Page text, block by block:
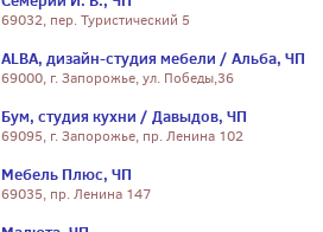
69032, пер. Туристический 5
ALBA, дизайн-студия мебели / Альба, ЧП
69000, г. Запорожье, ул. Победы,36
Бум, студия кухни / Давыдов, ЧП
69095, г. Запорожье, пр. Ленина 102
Мебель Плюс, ЧП
69035, пр. Ленина 147